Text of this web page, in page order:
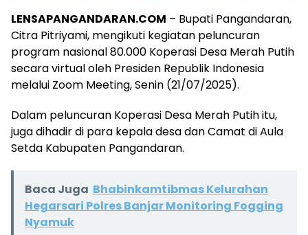
LENSAPANGANDARAN.COM – Bupati Pangandaran,
Citra Pitriyami, mengikuti kegiatan peluncuran
program nasional 80.000 Koperasi Desa Merah Putih
secara virtual oleh Presiden Republik Indonesia
melalui Zoom Meeting, Senin (21/07/2025).
Dalam peluncuran Koperasi Desa Merah Putih itu,
juga dihadir di para kepala desa dan Camat di Aula
Setda Kabupaten Pangandaran.
Baca Juga Bhabinkamtibmas Kelurahan
Hegarsari Polres Banjar Monitoring Fogging
Nyamuk